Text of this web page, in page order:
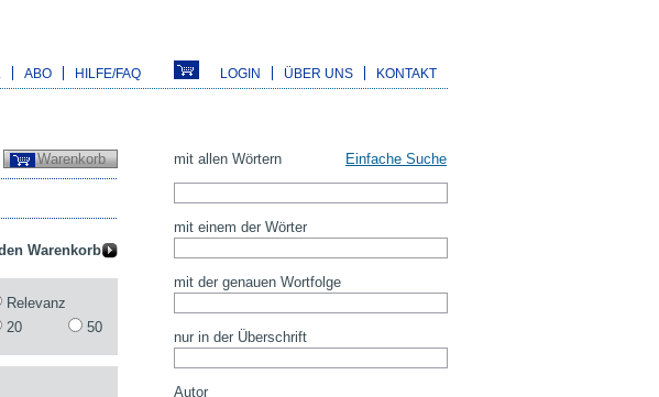
ABO HILFE/FAQ LOGIN ÜBER UNS KONTAKT
Warenkorb
Relevanz
20 50
mit allen Wörtern Einfache Suche
mit einem der Wörter
mit der genauen Wortfolge
nur in der Überschrift
Autor